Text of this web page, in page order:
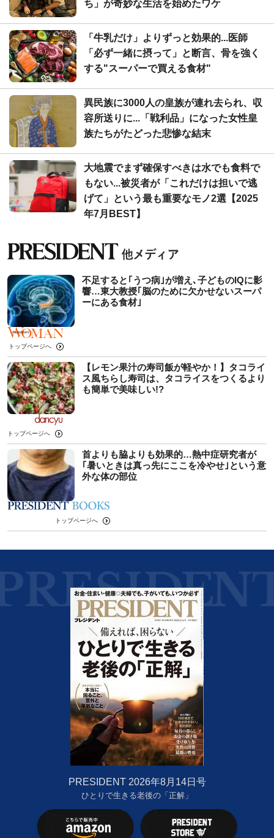
ち」が奇妙な生活を始めたワケ
「牛乳だけ」よりずっと効果的...医師
「必ず一緒に摂って」と断言、骨を強く
する"スーパーで買える食材"
異民族に3000人の皇族が連れ去られ、収
容所送りに...「戦利品」になった女性皇
族たちがたどった悲惨な結末
大地震でまず確保すべきは水でも食料で
もない...被災者が「これだけは担いで逃
げて」という最も重要なモノ2選【2025
年7月BEST】
不足すると｢うつ病｣が増え､子どものIQに影
響…東大教授｢脳のために欠かせないスーパ
ーにある食材｣
トップページへ
【レモン果汁の寿司飯が軽やか！】タコライ
ス風ちらし寿司は、タコライスをつくるより
も簡単で美味しい!?
トップページへ
首よりも脇よりも効果的…熱中症研究者が
｢暑いときは真っ先にここを冷やせ｣という意
外な体の部位
トップページへ
PRESIDENT 2026年8月14日号
ひとりで生きる老後の「正解」